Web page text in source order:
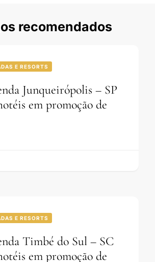
recomendados
E RESORTS
Junqueirópolis – SP
em promoção de
E RESORTS
Timbé do Sul – SC
em promoção de